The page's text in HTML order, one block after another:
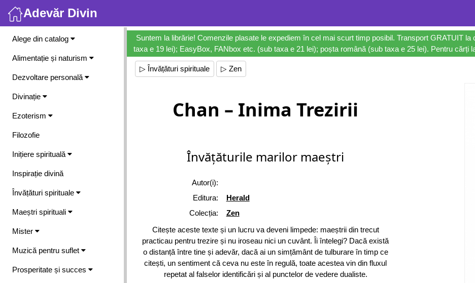
Adevăr Divin
Meniu
Alege din catalog
Alimentație și naturism
Dezvoltare personală
Divinație
Ezoterism
Filozofie
Inițiere spirituală
Inspirație divină
Învățături spirituale
Maeștri spirituali
Mister
Muzică pentru suflet
Prosperitate și succes
Suntem la librărie! Comenzile plasate le expediem în cel mai scurt timp posibil. Transport GRATUIT
taxa e 19 lei); EasyBox, FANbox etc. (sub taxa e 21 lei); poșta română (sub taxa e 25 lei). Pentru
▷ Învățături spirituale ▷ Zen
Chan – Inima Trezirii
Învățăturile marilor maeștri
Autor(i):
Editura:
Herald
Colecția:
Zen
Citește aceste texte și un lucru va deveni limpede: maeștrii din trecut
practicau pentru trezire și nu iroseau nici un cuvânt. Îi întelegi? Dacă există
o distanță între tine și adevăr, dacă ai un simțământ de tulburare în timp ce
citești, un sentiment că ceva nu este în regulă, toate acestea vin din fluxul
repetat al falselor identificări și al punctelor de vedere dualiste.